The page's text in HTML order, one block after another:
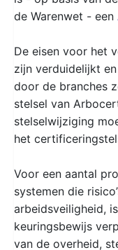
de Warenwet - een
De eisen voor het
zijn verduidelijkt
door de branches
stelsel van
stelselwijziging
het
Voor een aantal
systemen die
arbeidsveiligheid,
keuringsbewijs
van de overheid,